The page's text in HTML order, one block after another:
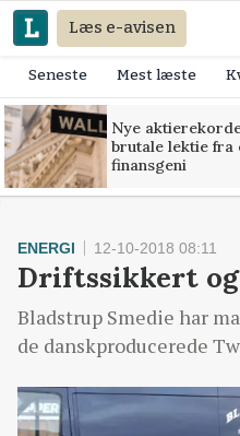
Læs e-avisen
Seneste Mest læste
Nye
brutale lektie fra
finansgeni
ENERGI 12-10-2018 08:11
Driftssikkert
Bladstrup Smedie har
de danskproducerede